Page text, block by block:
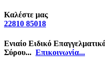
Καλέστε μας
22810 85018
Ενιαίο Ειδικό
Σύρου... Επικοινωνία...